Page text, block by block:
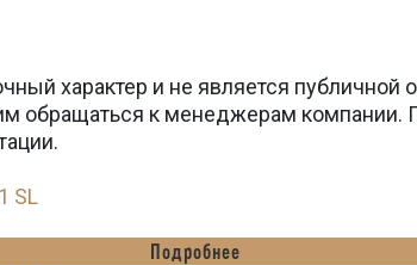
характер и не является
обращаться к менеджерам компании.
SL
Подробнее